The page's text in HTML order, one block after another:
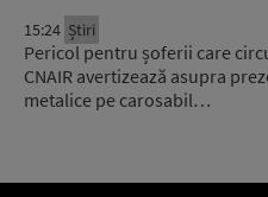
15:24 Știri
Pericol pentru șoferii care
CNAIR avertizează asupra
metalice pe carosabil…